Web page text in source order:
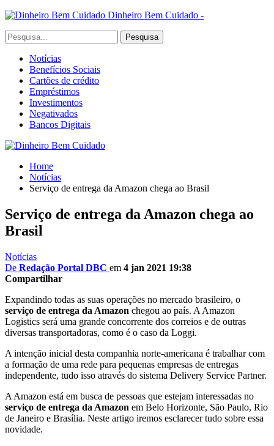
Dinheiro Bem Cuidado -
Notícias
Benefícios Sociais
Cartões de crédito
Empréstimos
Investimentos
Negativados
Bancos Digitais
Home
Notícias
Serviço de entrega da Amazon chega ao Brasil
Serviço de entrega da Amazon chega ao
Brasil
Notícias
De Redação Portal DBC em 4 jan 2021 19:38
Compartilhar
Expandindo todas as suas operações no mercado brasileiro, o
serviço de entrega da Amazon chegou ao país. A Amazon
Logistics será uma grande concorrente dos correios e de outras
diversas transportadoras, como é o caso da Loggi.
A intenção inicial desta companhia norte-americana é trabalhar com
a formação de uma rede para pequenas empresas de entregas
independente, tudo isso através do sistema Delivery Service Partner.
A Amazon está em busca de pessoas que estejam interessadas no
serviço de entrega da Amazon em Belo Horizonte, São Paulo, Rio
de Janeiro e Brasília. Neste artigo iremos esclarecer tudo sobre essa
novidade.